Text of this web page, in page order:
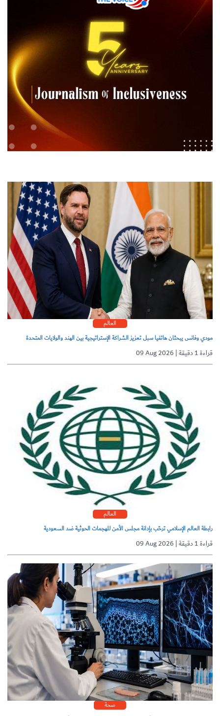
العالم
مودي وفانس يبحثان هاتفيا سبل تعزيز الشراكة الإستراتيجية بين الهند والولايات المتحدة
09 Aug 2026 | قراءة 1 دقيقة
العالم
رابطة العالم الإسلامي ترحّب بإدانة مجلس الأمن للهجمات الحوثية ضد السعودية
09 Aug 2026 | قراءة 1 دقيقة
صحة